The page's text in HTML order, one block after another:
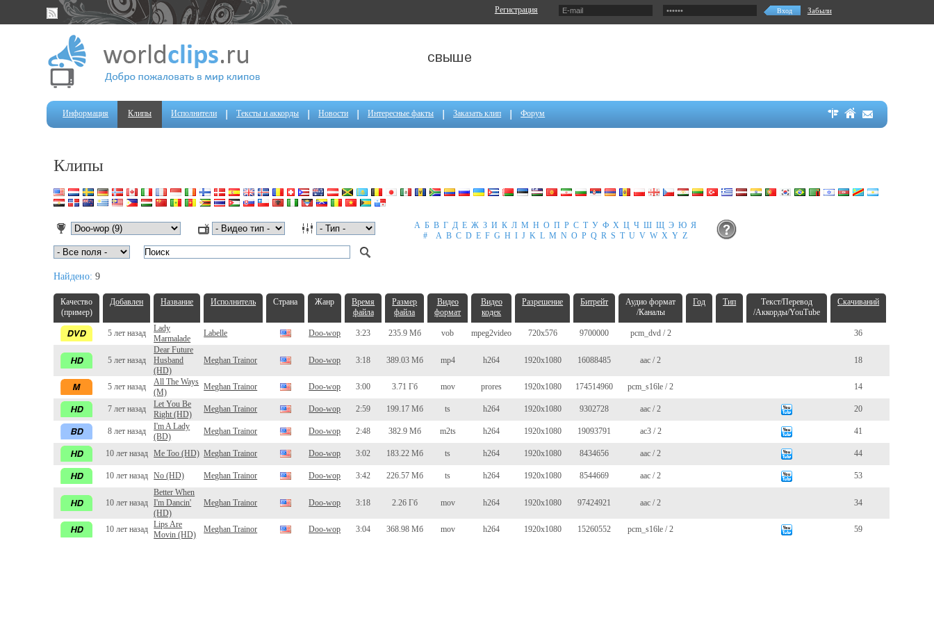
Регистрация Забыли
Информация Клипы Исполнители Тексты и аккорды Новости Интересные факты Заказать клип Форум
Клипы
А Б В Г Д Е Ж З И К Л М Н О П Р С Т У Ф Х Ц Ч Ш Щ Э Ю Я
#
A B C D E F G H I J K L M N O P Q R S T U V W X Y Z
Найдено: 9
Качество
(пример)
Добавлен Название Исполнитель Страна Жанр
Время
файла
Размер
файла
Видео
формат
Видео
кодек
Разрешение Битрейт
Аудио формат
/Каналы
Год Тип
Текст/Перевод
/Аккорды/YouTube
Скачиваний
5 лет назад
Lady
Marmalade
Labelle Doo-wop 3:23 235.9 Мб vob mpeg2video 720x576 9700000 pcm_dvd / 2 36
5 лет назад
Dear Future
Husband
(HD)
Meghan Trainor Doo-wop 3:18 389.03 Мб mp4 h264 1920x1080 16088485 aac / 2 18
5 лет назад
All The Ways
(M)
Meghan Trainor Doo-wop 3:00 3.71 Гб mov prores 1920x1080 174514960 pcm_s16le / 2 14
7 лет назад
Let You Be
Right (HD)
Meghan Trainor Doo-wop 2:59 199.17 Мб ts h264 1920x1080 9302728 aac / 2 20
8 лет назад
I'm A Lady
(BD)
Meghan Trainor Doo-wop 2:48 382.9 Мб m2ts h264 1920x1080 19093791 ac3 / 2 41
10 лет назад Me Too (HD) Meghan Trainor Doo-wop 3:02 183.22 Мб ts h264 1920x1080 8434656 aac / 2 44
10 лет назад No (HD) Meghan Trainor Doo-wop 3:42 226.57 Мб ts h264 1920x1080 8544669 aac / 2 53
10 лет назад
Better When
I'm Dancin'
(HD)
Meghan Trainor Doo-wop 3:18 2.26 Гб mov h264 1920x1080 97424921 aac / 2 34
10 лет назад
Lips Are
Movin (HD)
Meghan Trainor Doo-wop 3:04 368.98 Мб mov h264 1920x1080 15260552 pcm_s16le / 2 59